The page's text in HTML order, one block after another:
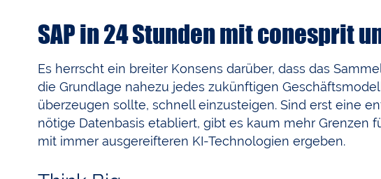
SAP in 24 Stunden mit conesprit
Es herrscht ein breiter Konsens darüber, dass das
die Grundlage nahezu jedes zukünftigen
überzeugen sollte, schnell einzusteigen. Sind erst eine
nötige Datenbasis etabliert, gibt es kaum mehr Grenzen
mit immer ausgereifteren KI-Technologien ergeben.